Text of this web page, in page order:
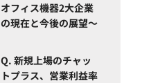
オフィス機器2大企業
の現在と今後の展望～
Q. 新規上場のチャッ
トプラス、営業利益率